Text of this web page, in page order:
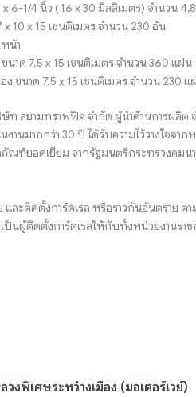
6-1/4 นิ้ว ( 16 x 30 มิลลิเมตร) จำนวน
x 10 x 15 เซนติเมตร จำนวน 230 อัน
น้า
นาด 7.5 x 15 เซนติเมตร จำนวน 360 แผ่น
ขนาด 7.5 x 15 เซนติเมตร จำนวน 230 แ
สยามทราฟฟิค จำกัด ผู้นำด้านการผลิต
านมากกว่า 30 ปี ได้รับความไว้วางใจจา
ภัณฑ์ยอดเยี่ยม จากรัฐมนตรีกระทรวงคม
ละติดตั้งการ์ดเรล หรือราวกันอันตราย ต
ป็นผู้ติดตั้งการ์ดเรลให้กับทั้งหน่วยงานรา
พิเศษระหว่างเมือง (มอเตอร์เวย์)